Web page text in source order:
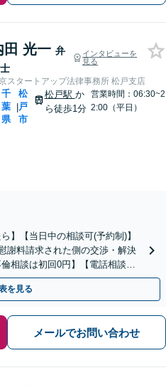
田 光一 弁
インタビューを
見る
スタートアップ法律事務所 松戸支店
千
葉
県
|
松
戸
市
松戸駅 か
ら徒歩1分
営業時間：06:30~2
2:00（平日）
】【当日中の相談可(予約制)】
謝料請求された側の交渉・解決
相談は初回0円】【電話相談で
を見る
メールでお問い合わせ